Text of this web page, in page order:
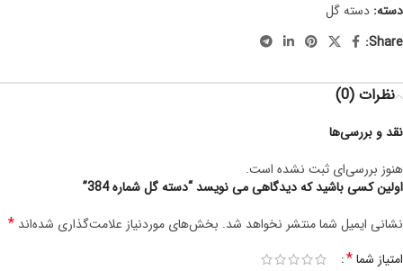
دسته: دسته گل
Share:
نظرات (0)
نقد و بررسی‌ها
هنوز بررسی‌ای ثبت نشده است.
اولین کسی باشید که دیدگاهی می نویسد “دسته گل شماره 384”
نشانی ایمیل شما منتشر نخواهد شد. بخش‌های موردنیاز علامت‌گذاری شده‌اند *
امتیاز شما*